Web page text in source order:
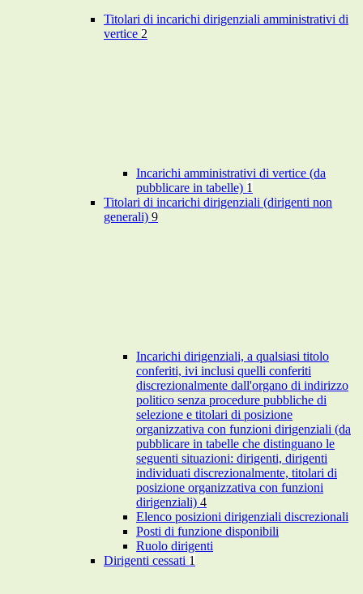
Titolari di incarichi dirigenziali amministrativi di
vertice 2
Incarichi amministrativi di vertice (da
pubblicare in tabelle) 1
Titolari di incarichi dirigenziali (dirigenti non
generali) 9
Incarichi dirigenziali, a qualsiasi titolo
conferiti, ivi inclusi quelli conferiti
discrezionalmente dall'organo di indirizzo
politico senza procedure pubbliche di
selezione e titolari di posizione
organizzativa con funzioni dirigenziali (da
pubblicare in tabelle che distinguano le
seguenti situazioni: dirigenti, dirigenti
individuati discrezionalmente, titolari di
posizione organizzativa con funzioni
dirigenziali) 4
Elenco posizioni dirigenziali discrezionali
Posti di funzione disponibili
Ruolo dirigenti
Dirigenti cessati 1